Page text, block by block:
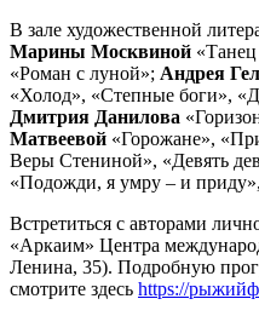
В зале художественной
Марины Москвиной
«Роман с луной»; Андрея
«Холод», «Степные боги»,
Дмитрия Данилова
Матвеевой «Горожане»,
Веры Стениной», «Девять
«Подожди, я умру – и
Встретиться с авторами
«Аркаим» Центра
Ленина, 35). Подробную
смотрите здесь https://